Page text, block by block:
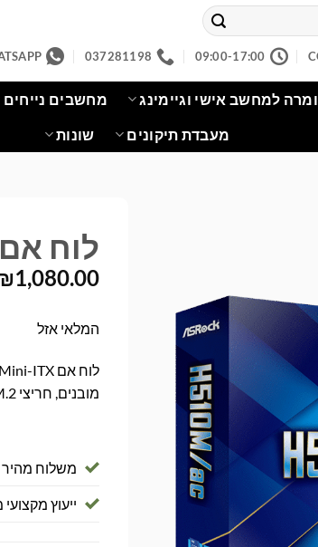
09:00-17:00
037281198
למחשב אישי וגיימינג מחשבים נייחים
מעבדת תיקונים שונות
לוח אם ASROCK H510M-ITX/ac
1,080.00
המלאי אזל
מובנים, חריצי DDR4, M.2 ויציאות מתקדמות. מושלם למחשבים קומפקטיים.
משלוח
ייעוץ